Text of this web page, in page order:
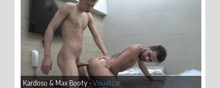
Kardoso & Max Booty -Visualizar